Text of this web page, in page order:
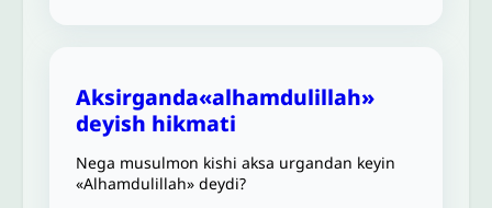
Aksirganda«alhamdulillah»
deyish hikmati
Nega musulmon kishi aksa urgandan keyin
«Alhamdulillah» deydi?